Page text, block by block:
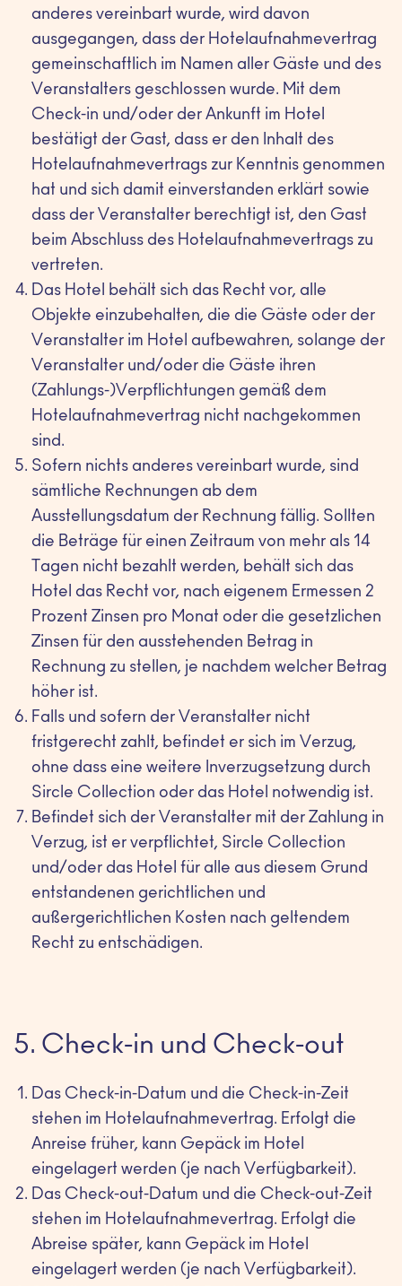
anderes vereinbart wurde, wird davon
ausgegangen, dass der Hotelaufnahmevertrag
gemeinschaftlich im Namen aller Gäste und des
Veranstalters geschlossen wurde. Mit dem
Check-in und/oder der Ankunft im Hotel
bestätigt der Gast, dass er den Inhalt des
Hotelaufnahmevertrags zur Kenntnis genommen
hat und sich damit einverstanden erklärt sowie
dass der Veranstalter berechtigt ist, den Gast
beim Abschluss des Hotelaufnahmevertrags zu
vertreten.
Das Hotel behält sich das Recht vor, alle
Objekte einzubehalten, die die Gäste oder der
Veranstalter im Hotel aufbewahren, solange der
Veranstalter und/oder die Gäste ihren
(Zahlungs-)Verpflichtungen gemäß dem
Hotelaufnahmevertrag nicht nachgekommen
sind.
Sofern nichts anderes vereinbart wurde, sind
sämtliche Rechnungen ab dem
Ausstellungsdatum der Rechnung fällig. Sollten
die Beträge für einen Zeitraum von mehr als 14
Tagen nicht bezahlt werden, behält sich das
Hotel das Recht vor, nach eigenem Ermessen 2
Prozent Zinsen pro Monat oder die gesetzlichen
Zinsen für den ausstehenden Betrag in
Rechnung zu stellen, je nachdem welcher Betrag
höher ist.
Falls und sofern der Veranstalter nicht
fristgerecht zahlt, befindet er sich im Verzug,
ohne dass eine weitere Inverzugsetzung durch
Sircle Collection oder das Hotel notwendig ist.
Befindet sich der Veranstalter mit der Zahlung in
Verzug, ist er verpflichtet, Sircle Collection
und/oder das Hotel für alle aus diesem Grund
entstandenen gerichtlichen und
außergerichtlichen Kosten nach geltendem
Recht zu entschädigen.
5. Check-in und Check-out
Das Check-in-Datum und die Check-in-Zeit
stehen im Hotelaufnahmevertrag. Erfolgt die
Anreise früher, kann Gepäck im Hotel
eingelagert werden (je nach Verfügbarkeit).
Das Check-out-Datum und die Check-out-Zeit
stehen im Hotelaufnahmevertrag. Erfolgt die
Abreise später, kann Gepäck im Hotel
eingelagert werden (je nach Verfügbarkeit).